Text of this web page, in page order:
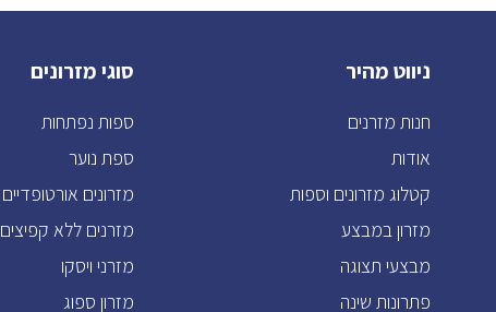
ניווט מהיר
חנות מזרנים
אודות
קטלוג מזרונים וספות
מזרון במבצע
מבצעי תצוגה
פתרונות שינה
סוגי מזרונים
ספות נפתחות
ספת נוער
מזרונים אורטופדיים
מזרנים ללא קפיצים
מזרני ויסקו
מזרון ספוג